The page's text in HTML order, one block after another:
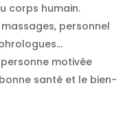
corps humain.
personnel
motivée
santé et le bien-